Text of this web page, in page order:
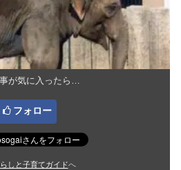
が気に入ったら…
フォロー
しと子育てガイドへ